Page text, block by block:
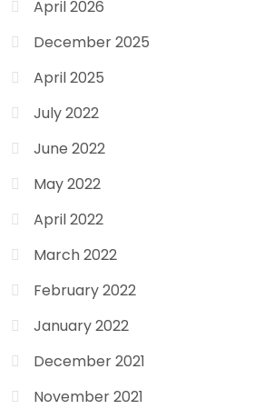
April 2026
December 2025
April 2025
July 2022
June 2022
May 2022
April 2022
March 2022
February 2022
January 2022
December 2021
November 2021